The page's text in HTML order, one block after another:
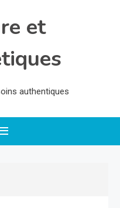
et
authentiques